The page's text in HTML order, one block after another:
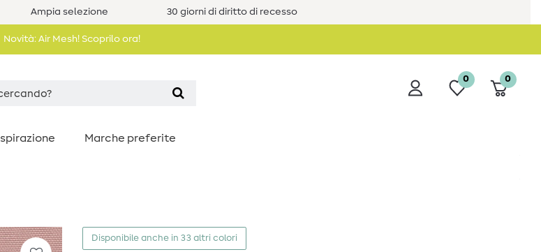
Ampia selezione 30 giorni di diritto di recesso
Novità: Air Mesh! Scoprilo ora!
0 0
Ispirazione Marche preferite
Disponibile anche in 33 altri colori